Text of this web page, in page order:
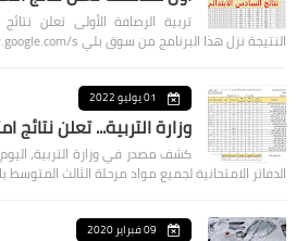
تربية الرصافة الأولى تعلن
النتيجة نزل هذا البرنامج من سوق بلي https://play.google.com/s…
01 يوليو 2022
وزارة التربية... تعلن نتائج
كشف مصدر في وزارة التربية،
الدفاتر الامتحانية لجميع مواد مرحلة الثالث المتوسط
09 فبراير 2020